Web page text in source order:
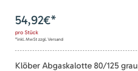
54,92€*
pro Stück
*inkl. MwSt zzgl. Versand
Klöber Abgaskalotte 80/125 grau